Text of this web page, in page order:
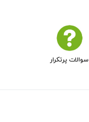
سوالات پرتکرار